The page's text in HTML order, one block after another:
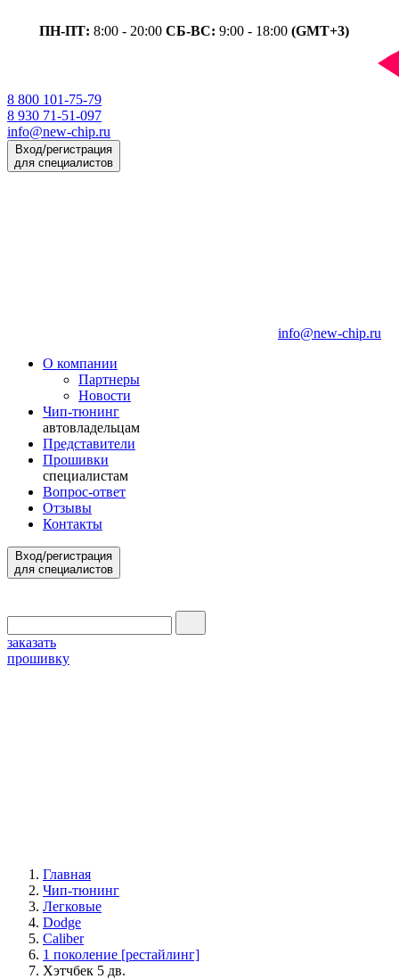
ПН-ПТ: 8:00 - 20:00 СБ-ВС: 9:00 - 18:00 (GMT+3)
8 800 101-75-79
8 930 71-51-097
info@new-chip.ru
Вход/регистрация
для специалистов
info@new-chip.ru
О компании
Партнеры
Новости
Чип-тюнинг
автовладельцам
Представители
Прошивки
специалистам
Вопрос-ответ
Отзывы
Контакты
Вход/регистрация
для специалистов
заказать
прошивку
Главная
Чип-тюнинг
Легковые
Dodge
Caliber
1 поколение [рестайлинг]
Хэтчбек 5 дв.